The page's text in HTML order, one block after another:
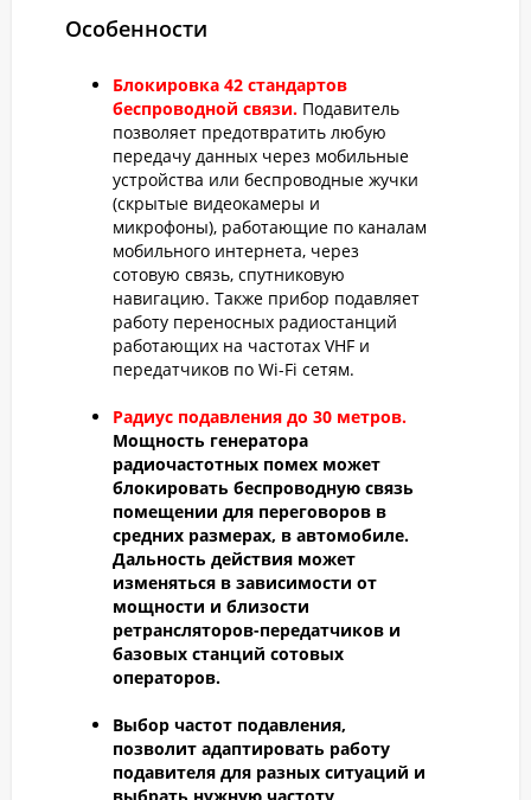
Особенности
Блокировка 42 стандартов
беспроводной связи. Подавитель
позволяет предотвратить любую
передачу данных через мобильные
устройства или беспроводные жучки
(скрытые видеокамеры и
микрофоны), работающие по каналам
мобильного интернета, через
сотовую связь, спутниковую
навигацию. Также прибор подавляет
работу переносных радиостанций
работающих на частотах VHF и
передатчиков по Wi-Fi сетям.
Радиус подавления до 30 метров.
Мощность генератора
радиочастотных помех может
блокировать беспроводную связь
помещении для переговоров в
средних размерах, в автомобиле.
Дальность действия может
изменяться в зависимости от
мощности и близости
ретрансляторов-передатчиков и
базовых станций сотовых
операторов.
Выбор частот подавления,
позволит адаптировать работу
подавителя для разных ситуаций и